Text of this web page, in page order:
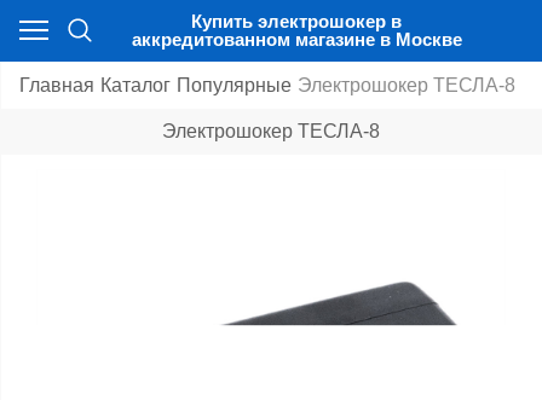
Купить электрошокер в
аккредитованном магазине в Москве
Главная Каталог Популярные Электрошокер ТЕСЛА-8
Электрошокер ТЕСЛА-8